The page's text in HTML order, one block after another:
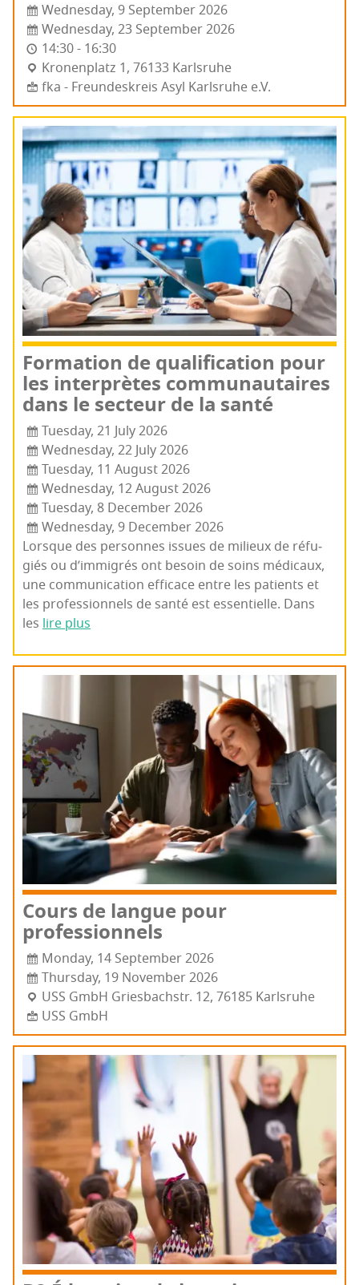
Wednesday, 9 September 2026
Wednesday, 23 September 2026
14:30 - 16:30
Kro­nen­platz 1, 76133 Karls­ruhe
fka - Freundeskreis Asyl Karlsruhe e.V.
For­ma­tion de qua­li­fi­ca­tion pour
les inter­prètes com­mu­nau­taires
dans le sec­teur de la santé
Tuesday, 21 July 2026
Wednesday, 22 July 2026
Tuesday, 11 August 2026
Wednesday, 12 August 2026
Tuesday, 8 December 2026
Wednesday, 9 December 2026
Lorsque des per­sonnes issues de milieux de réfu­
giés ou d’im­mi­grés ont besoin de soins médi­caux,
une com­mu­ni­ca­tion effi­cace entre les patients et
les pro­fes­sion­nels de san­té est essen­tielle. Dans
les lire plus
Cours de langue pour
professionnels
Monday, 14 September 2026
Thursday, 19 November 2026
USS GmbH Gries­bachs­tr. 12, 76185 Karls­ruhe
USS GmbH